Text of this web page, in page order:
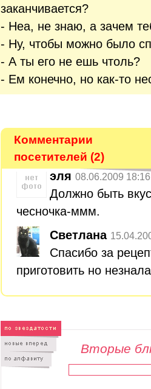
заканчивается?
- Неа, не знаю, а зачем
- Ну, чтобы можно было
- А ты его не ешь чтоль?
- Ем конечно, но как-то
Комментарии
посетителей (2)
эля 08.06.2009 18:16
Должно быть
чесночка-ммм.
Светлана
Спасибо за
приготовить но
Вторые